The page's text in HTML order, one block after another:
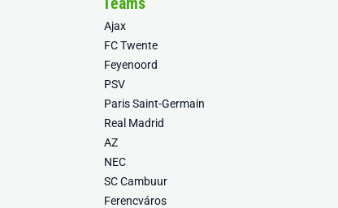
Ajax
FC Twente
Feyenoord
PSV
Paris Saint-Germain
Real Madrid
AZ
NEC
SC Cambuur
Ferencváros